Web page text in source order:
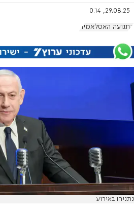
29.08.25, 0:14
התנועה האסלאמית
נתניהו באירוע